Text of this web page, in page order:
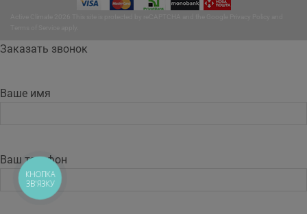
Заказать звонок
Ваше имя
Ваш телефон
КНОПКА
ЗВ'ЯЗКУ